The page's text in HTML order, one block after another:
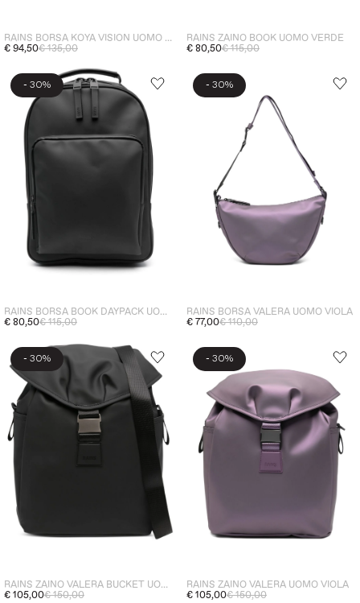
RAINS BORSA KOYA VISION UOMO NERO
€ 94,50€ 135,00
RAINS ZAINO BOOK UOMO VERDE
€ 80,50€ 115,00
- 30%
RAINS BORSA BOOK DAYPACK UOMO NERO
€ 80,50€ 115,00
- 30%
RAINS BORSA VALERA UOMO VIOLA
€ 77,00€ 110,00
- 30%
RAINS ZAINO VALERA BUCKET UOMO NERO
€ 105,00€ 150,00
- 30%
RAINS ZAINO VALERA UOMO VIOLA
€ 105,00€ 150,00